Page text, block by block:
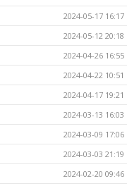
2024-05-17 16:17
2024-05-12 20:18
2024-04-26 16:55
2024-04-22 10:51
2024-04-17 19:21
2024-03-13 16:03
2024-03-09 17:06
2024-03-03 21:19
2024-02-20 09:46